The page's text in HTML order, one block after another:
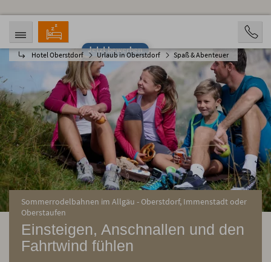
Jetzt bewerben
Hotel Oberstdorf Urlaub in Oberstdorf Spaß & Abenteuer
ANREISE
10.08.2026
ABREISE
15.08.2026
PERSONEN
2 Personen
BUCHEN
Sommerrodelbahnen im Allgäu - Oberstdorf, Immenstadt oder
Oberstaufen
Einsteigen, Anschnallen und den
Fahrtwind fühlen